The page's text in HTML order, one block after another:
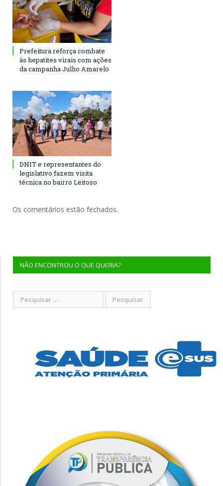
Prefeitura reforça combate
às hepatites virais com ações
da campanha Julho Amarelo
DNIT e representantes do
legislativo fazem visita
técnica no bairro Leitoso
Os comentários estão fechados.
NÃO ENCONTROU O QUE QUERIA?